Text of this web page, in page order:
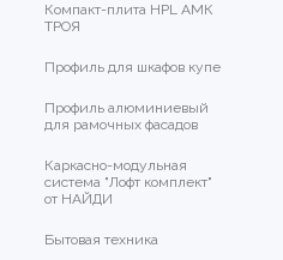
Компакт-плита HPL АМК
ТРОЯ
Профиль для шкафов купе
Профиль алюминиевый
для рамочных фасадов
Каркасно-модульная
система "Лофт комплект"
от НАЙДИ
Бытовая техника